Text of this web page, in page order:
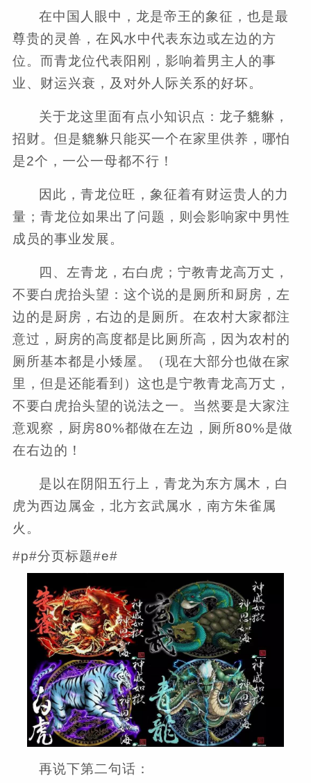
在中国人眼中，龙是帝王的象征，也是最
尊贵的灵兽，在风水中代表东边或左边的方
位。而青龙位代表阳刚，影响着男主人的事
业、财运兴衰，及对外人际关系的好坏。
关于龙这里面有点小知识点：龙子貔貅，
招财。但是貔貅只能买一个在家里供养，哪怕
是2个，一公一母都不行！
因此，青龙位旺，象征着有财运贵人的力
量；青龙位如果出了问题，则会影响家中男性
成员的事业发展。
四、左青龙，右白虎；宁教青龙高万丈，
不要白虎抬头望：这个说的是厕所和厨房，左
边的是厨房，右边的是厕所。在农村大家都注
意过，厨房的高度都是比厕所高，因为农村的
厕所基本都是小矮屋。（现在大部分也做在家
里，但是还能看到）这也是宁教青龙高万丈，
不要白虎抬头望的说法之一。当然要是大家注
意观察，厨房80%都做在左边，厕所80%是做
在右边的！
是以在阴阳五行上，青龙为东方属木，白
虎为西边属金，北方玄武属水，南方朱雀属
火。
#p#分页标题#e#
再说下第二句话：